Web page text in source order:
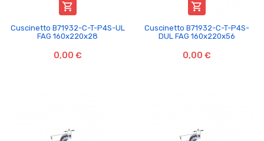

Cuscinetto B71932-C-T-P4S-UL
FAG 160x220x28
0,00 €

Cuscinetto B71932-C-T-P4S-
DUL FAG 160x220x56
0,00 €